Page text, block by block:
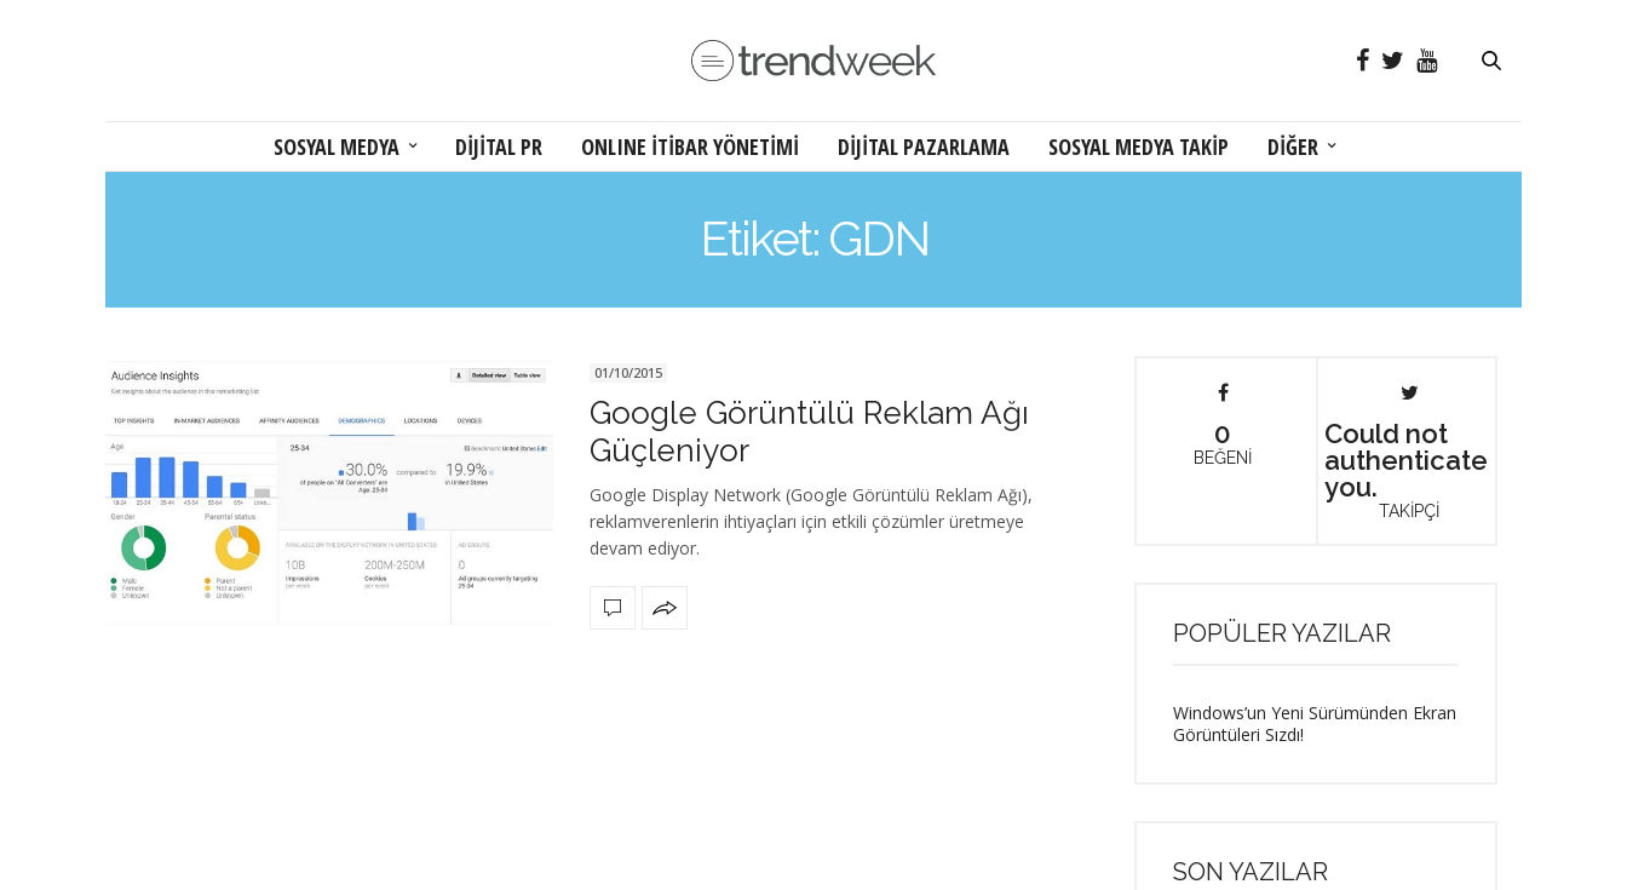
SOSYAL MEDYA DİJİTAL PR ONLINE İTİBAR YÖNETİMİ DİJİTAL PAZARLAMA SOSYAL MEDYA TAKİP DİĞER
Etiket: GDN
01/10/2015
Google Görüntülü Reklam Ağı
Güçleniyor
Google Display Network (Google Görüntülü Reklam Ağı),
reklamverenlerin ihtiyaçları için etkili çözümler üretmeye
devam ediyor.
0
BEĞENİ
Could not
authenticate
you.
TAKİPÇİ
POPÜLER YAZILAR
Windows’un Yeni Sürümünden Ekran
Görüntüleri Sızdı!
SON YAZILAR